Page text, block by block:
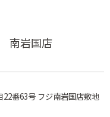
南岩国店
番63号 フジ南岩国店敷地